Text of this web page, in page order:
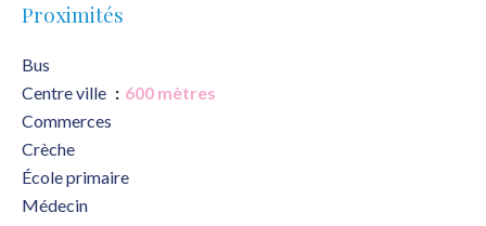
Proximités
Bus
Centre ville
600 mètres
Commerces
Crèche
École primaire
Médecin